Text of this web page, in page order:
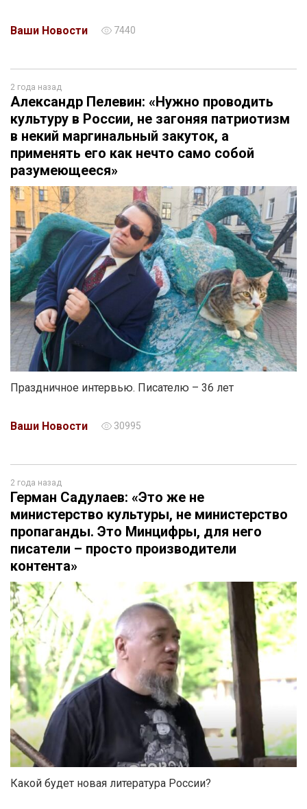
Ваши Новости 7440
2 года назад
Александр Пелевин: «Нужно проводить
культуру в России, не загоняя патриотизм
в некий маргинальный закуток, а
применять его как нечто само собой
разумеющееся»
Праздничное интервью. Писателю – 36 лет
Ваши Новости 30995
2 года назад
Герман Садулаев: «Это же не
министерство культуры, не министерство
пропаганды. Это Минцифры, для него
писатели – просто производители
контента»
Какой будет новая литература России?